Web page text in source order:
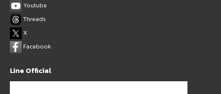
Youtube
Threads
X
Facebook
Line Official